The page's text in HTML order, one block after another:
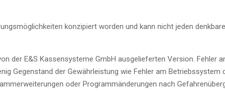
konzipiert worden und kann nicht jeden
der E&S Kassensysteme GmbH ausgelieferten Version. Fehler
Gegenstand der Gewährleistung wie Fehler am Betriebssystem
oder Programmänderungen nach